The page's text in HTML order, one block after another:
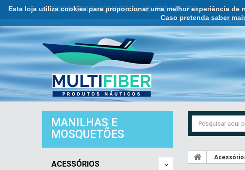
Esta loja utiliza cookies para proporcionar uma melhor experiência
Caso pretenda saber
ATENDIMENTO COMERCIAL ☏ 932 121 707
MANILHAS E
MOSQUETÕES
ACESSÓRIOS